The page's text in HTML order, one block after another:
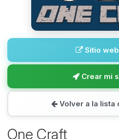
Sitio
Crear mi
Volver a la lista
One Craft